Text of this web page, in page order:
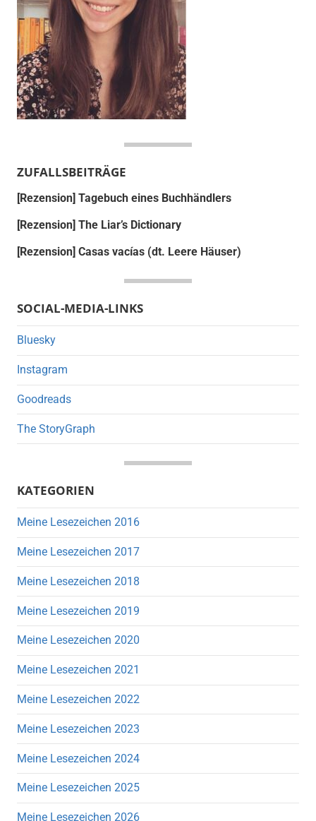
ZUFALLSBEITRÄGE
[Rezension] Tagebuch eines Buchhändlers
[Rezension] The Liar’s Dictionary
[Rezension] Casas vacías (dt. Leere Häuser)
SOCIAL-MEDIA-LINKS
Bluesky
Instagram
Goodreads
The StoryGraph
KATEGORIEN
Meine Lesezeichen 2016
Meine Lesezeichen 2017
Meine Lesezeichen 2018
Meine Lesezeichen 2019
Meine Lesezeichen 2020
Meine Lesezeichen 2021
Meine Lesezeichen 2022
Meine Lesezeichen 2023
Meine Lesezeichen 2024
Meine Lesezeichen 2025
Meine Lesezeichen 2026